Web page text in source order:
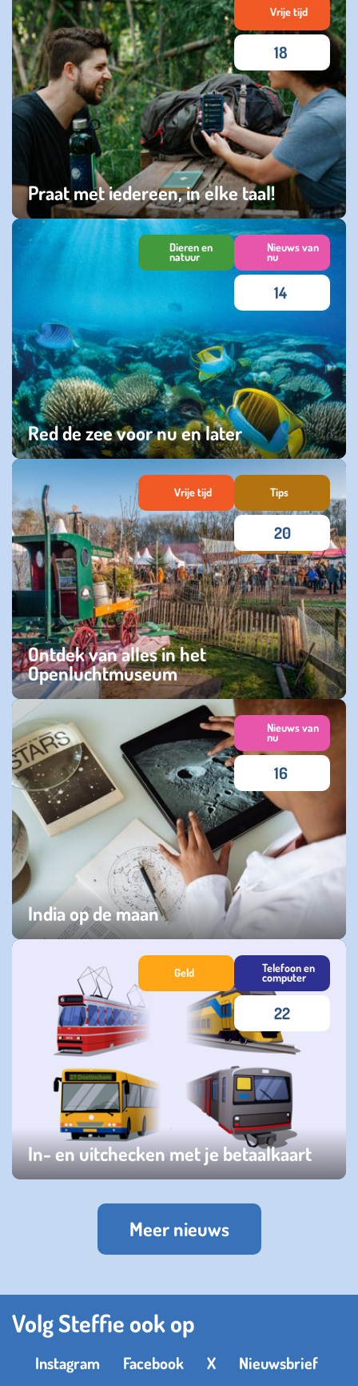
Praat met iedereen, in elke taal!
dinsdag 22 juli 2025
Vrije tijd
18
Red de zee voor nu en later
zondag 08 juni 2025
Dieren en
natuur
Nieuws van
nu
14
Ontdek van alles in het
Openluchtmuseum
maandag 03 maart 2025
Vrije tijd Tips
20
India op de maan
dinsdag 29 augustus 2023
Nieuws van
nu
16
In- en uitchecken met je betaalkaart
Geld Telefoon en
computer
22
Meer nieuws
Volg Steffie ook op
Instagram Facebook X Nieuwsbrief